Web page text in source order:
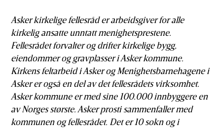
Asker kirkelige fellesråd er arbeidsgiver for alle
kirkelig ansatte unntatt menighetsprestene.
Fellesrådet forvalter og drifter kirkelige bygg,
eiendommer og gravplasser i Asker kommune.
Kirkens feltarbeid i Asker og Menighetsbarnehagene i
Asker er også en del av det fellesrådets virksomhet.
Asker kommune er med sine 100.000 innbyggere en
av Norges største. Asker prosti sammenfaller med
kommunen og fellesrådet. Det er 10 sokn og i